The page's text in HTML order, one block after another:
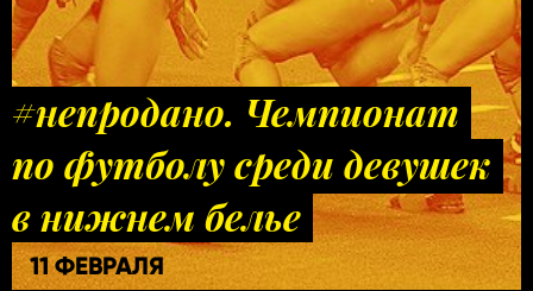
#непродано. Чемпионат
по футболу среди девушек
в нижнем белье
11 ФЕВРАЛЯ